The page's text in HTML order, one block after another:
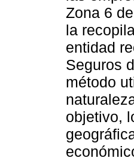
Zona 6
la
entidad
Seguros
método
objetivo,